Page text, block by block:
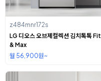
z484mnr172s
LG 디오스 오브제컬렉션 김치톡톡 Fit
& Max
월 56,900원~